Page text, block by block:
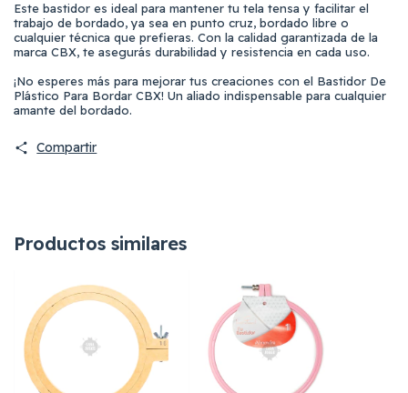
Este bastidor es ideal para mantener tu tela tensa y facilitar el
trabajo de bordado, ya sea en punto cruz, bordado libre o
cualquier técnica que prefieras. Con la calidad garantizada de la
marca CBX, te asegurás durabilidad y resistencia en cada uso.
¡No esperes más para mejorar tus creaciones con el Bastidor De
Plástico Para Bordar CBX! Un aliado indispensable para cualquier
amante del bordado.
Compartir
Productos similares